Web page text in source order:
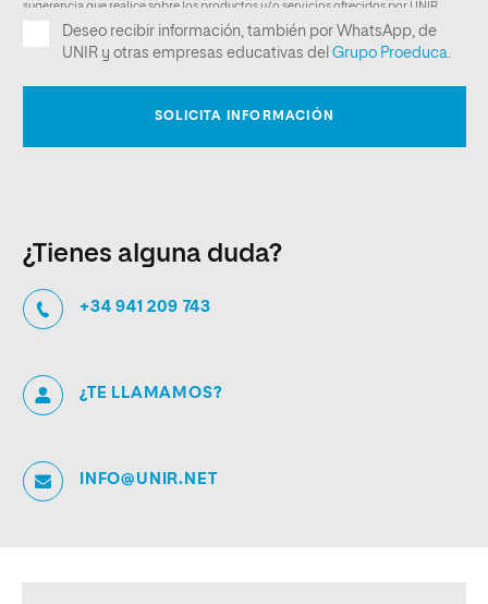
¿Tienes alguna duda?
+34 941 209 743
¿TE LLAMAMOS?
INFO@UNIR.NET